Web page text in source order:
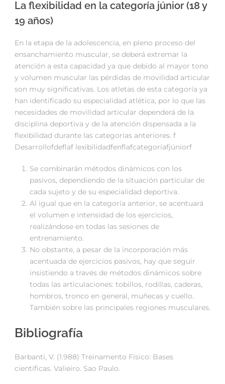
La flexibilidad en la categoría júnior (18 y
19 años)
En la etapa de la adolescencia, en pleno proceso del
ensanchamiento muscular, se deberá extremar la
atención a esta capacidad ya que debido al mayor tono
y volumen muscular las pérdidas de movilidad articular
son muy significativas. Los atletas de esta categoría ya
han identificado su especialidad atlética, por lo que las
necesidades de movilidad articular dependerá de la
disciplina deportiva y de la atención dispensada a la
flexibilidad durante las categorías anteriores. f
Desarrollofdeflaf lexibilidadfenflafcategoríafjúniorf
Se combinarán métodos dinámicos con los
pasivos, dependiendo de la situación particular de
cada sujeto y de su especialidad deportiva.
Al igual que en la categoría anterior, se acentuará
el volumen e intensidad de los ejercicios,
realizándose en todas las sesiones de
entrenamiento.
No obstante, a pesar de la incorporación más
acentuada de ejercicios pasivos, hay que seguir
insistiendo a través de métodos dinámicos sobre
todas las articulaciones: tobillos, rodillas, caderas,
hombros, tronco en general, muñecas y cuello.
También sobre las principales regiones musculares.
Bibliografía
Barbanti, V. (1.988) Treinamento Físico: Bases
científicas. Valieiro. Sao Paulo.